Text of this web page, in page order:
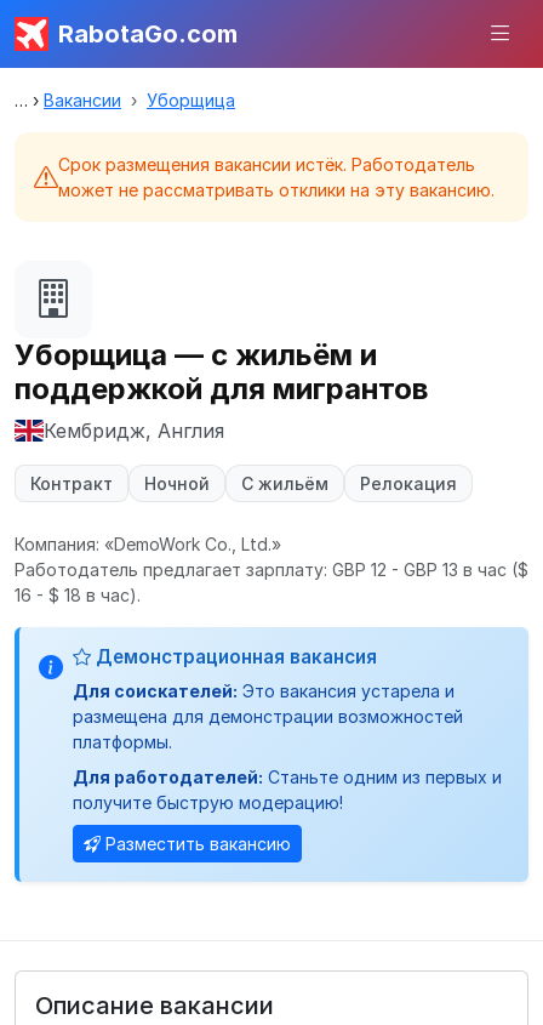
RabotaGo.com
Вакансии Уборщица
Срок размещения вакансии истёк. Работодатель
может не рассматривать отклики на эту вакансию.
Уборщица — с жильём и
поддержкой для мигрантов
Кембридж, Англия
Контракт Ночной С жильём Релокация
Компания: «DemoWork Co., Ltd.»
Работодатель предлагает зарплату: GBP 12 - GBP 13 в час ($
16 - $ 18 в час).
Демонстрационная вакансия
Для соискателей: Это вакансия устарела и
размещена для демонстрации возможностей
платформы.
Для работодателей: Станьте одним из первых и
получите быструю модерацию!
Разместить вакансию
Описание вакансии